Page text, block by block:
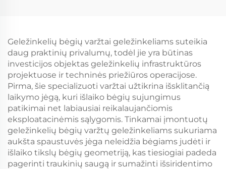
Geležinkelių bėgių varžtai geležinkeliams suteikia
daug praktinių privalumų, todėl jie yra būtinas
investicijos objektas geležinkelių infrastruktūros
projektuose ir techninės priežiūros operacijose.
Pirma, šie specializuoti varžtai užtikrina išsklitančią
laikymo jėgą, kuri išlaiko bėgių sujungimus
patikimai net labiausiai reikalaujančiomis
eksploatacinėmis sąlygomis. Tinkamai įmontuotų
geležinkelių bėgių varžtų geležinkeliams sukuriama
aukšta spaustuvės jėga neleidžia bėgiams judėti ir
išlaiko tikslų bėgių geometriją, kas tiesiogiai padeda
pagerinti traukinių saugą ir sumažinti išsiridentimo